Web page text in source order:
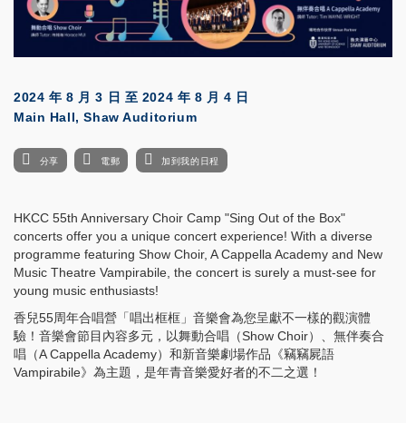
2024 年 8 月 3 日 至 2024 年 8 月 4 日
Main Hall, Shaw Auditorium
分享 電郵 加到我的日程
HKCC 55th Anniversary Choir Camp "Sing Out of the Box"
concerts offer you a unique concert experience! With a diverse
programme featuring Show Choir, A Cappella Academy and New
Music Theatre Vampirabile, the concert is surely a must-see for
young music enthusiasts!
香兒55周年合唱營「唱出框框」音樂會為您呈獻不一樣的觀演體
驗！音樂會節目內容多元，以舞動合唱（Show Choir）、無伴奏合
唱（A Cappella Academy）和新音樂劇場作品《竊竊屍語
Vampirabile》為主題，是年青音樂愛好者的不二之選！